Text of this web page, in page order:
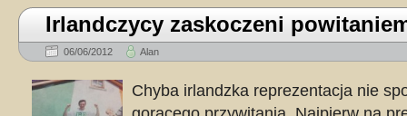
Irlandczycy zaskoczeni
06/06/2012 Alan
Chyba irlandzka reprezentacja nie